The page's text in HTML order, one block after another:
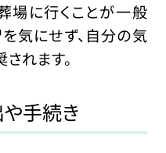
場に行くことが一般
気にせず、自分の気
れます。
手続き